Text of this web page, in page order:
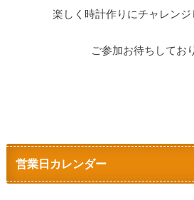
楽しく時計作りにチャレンジ
ご参加お待ちしてお
営業日カレンダー